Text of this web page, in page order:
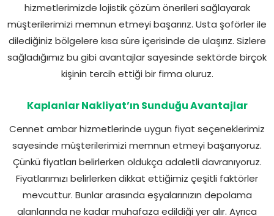
hizmetlerimizde lojistik çözüm önerileri sağlayarak
müşterilerimizi memnun etmeyi başarırız. Usta şoförler ile
dilediğiniz bölgelere kısa süre içerisinde de ulaşırız. Sizlere
sağladığımız bu gibi avantajlar sayesinde sektörde birçok
kişinin tercih ettiği bir firma oluruz.
Kaplanlar Nakliyat’ın Sunduğu Avantajlar
Cennet ambar hizmetlerinde uygun fiyat seçeneklerimiz
sayesinde müşterilerimizi memnun etmeyi başarıyoruz.
Çünkü fiyatları belirlerken oldukça adaletli davranıyoruz.
Fiyatlarımızı belirlerken dikkat ettiğimiz çeşitli faktörler
mevcuttur. Bunlar arasında eşyalarınızın depolama
alanlarında ne kadar muhafaza edildiği yer alır. Ayrıca